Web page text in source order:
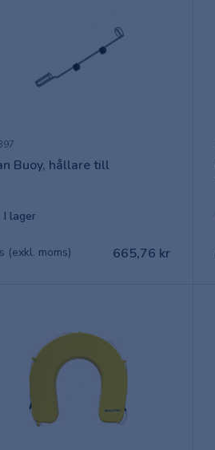
Buoy, hållare till
I lager
(exkl. moms) 665,76 kr